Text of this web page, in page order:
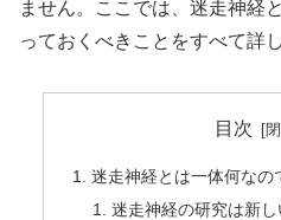
ません。ここでは、迷走神経
っておくべきことをすべて詳
目次
迷走神経とは一体何なの
迷走神経の研究は新